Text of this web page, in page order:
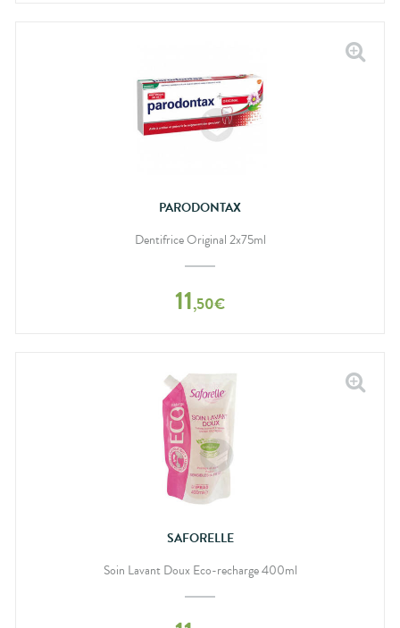
PARODONTAX
Dentifrice Original 2x75ml
11,50€
SAFORELLE
Soin Lavant Doux Eco-recharge 400ml